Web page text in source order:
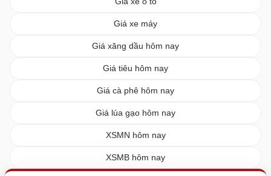
Giá xe máy
Giá xăng dầu hôm nay
Giá tiêu hôm nay
Giá cà phê hôm nay
Giá lúa gạo hôm nay
XSMN hôm nay
XSMB hôm nay